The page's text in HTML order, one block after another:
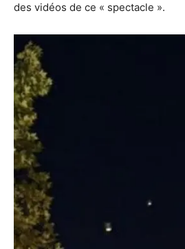
des vidéos de ce « spectacle ».